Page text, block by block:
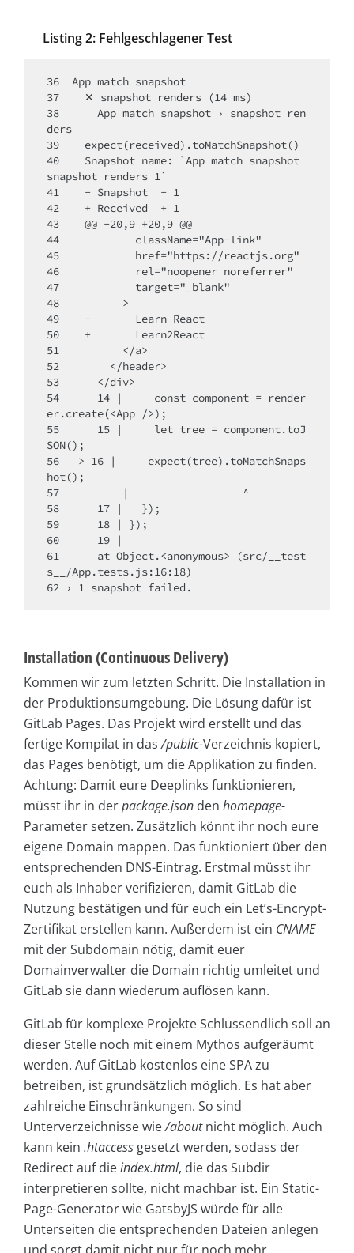
Listing 2: Fehlgeschlagener Test
36  App match snapshot
37    ✕ snapshot renders (14 ms)
38      App match snapshot › snapshot ren
ders
39    expect(received).toMatchSnapshot()
40    Snapshot name: `App match snapshot
snapshot renders 1`
41    - Snapshot  - 1
42    + Received  + 1
43    @@ -20,9 +20,9 @@
44            className="App-link"
45            href="https://reactjs.org"
46            rel="noopener noreferrer"
47            target="_blank"
48          >
49    -       Learn React
50    +       Learn2React
51          </a>
52        </header>
53      </div>
54      14 |     const component = render
er.create(<App />);
55      15 |     let tree = component.toJ
SON();
56   > 16 |     expect(tree).toMatchSnaps
hot();
57          |                  ^
58      17 |   });
59      18 | });
60      19 |
61      at Object.<anonymous> (src/__test
s__/App.tests.js:16:18)
Installation (Continuous Delivery)
Kommen wir zum letzten Schritt. Die Installation in
der Produktionsumgebung. Die Lösung dafür ist
GitLab Pages. Das Projekt wird erstellt und das
fertige Kompilat in das/public-Verzeichnis kopiert,
das Pages benötigt, um die Applikation zu finden.
Achtung: Damit eure Deeplinks funktionieren,
müsst ihr in derpackage.json den homepage-
Parameter setzen. Zusätzlich könnt ihr noch eure
eigene Domain mappen. Das funktioniert über den
entsprechenden DNS-Eintrag. Erstmal müsst ihr
euch als Inhaber verifizieren, damit GitLab die
Nutzung bestätigen und für euch ein Let’s-Encrypt-
Zertifikat erstellen kann. Außerdem ist ein CNAME
mit der Subdomain nötig, damit euer
Domainverwalter die Domain richtig umleitet und
GitLab sie dann wiederum auflösen kann.
GitLab für komplexe Projekte Schlussendlich soll an
dieser Stelle noch mit einem Mythos aufgeräumt
werden. Auf GitLab kostenlos eine SPA zu
betreiben, ist grundsätzlich möglich. Es hat aber
zahlreiche Einschränkungen. So sind
Unterverzeichnisse wie/aboutnicht möglich. Auch
kann kein .htaccess gesetzt werden, sodass der
Redirect auf dieindex.html, die das Subdir
interpretieren sollte, nicht machbar ist. Ein Static-
Page-Generator wie GatsbyJS würde für alle
Unterseiten die entsprechenden Dateien anlegen